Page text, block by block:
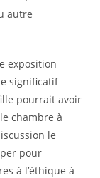
autre
exposition
significatif
pourrait avoir
chambre à
le
pour
à l’éthique à